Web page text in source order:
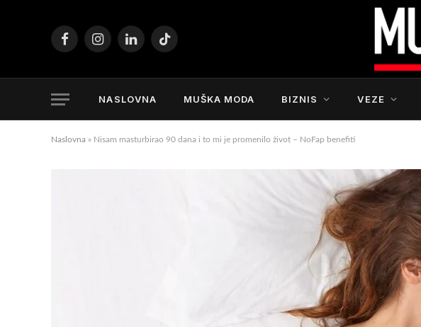
FacebookInstagramLinkedInTikTok
NASLOVNA MUŠKA MODA BIZNIS VEZE
Naslovna » Nisam masturbirao 90 dana i to mi je promenilo život – NoFap benefiti